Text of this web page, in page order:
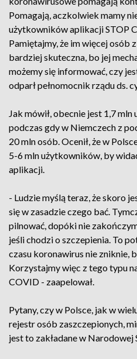
Pomagają, aczkolwiek mamy
użytkowników aplikacji STOP
Pamiętajmy, że im więcej osób
bardziej skuteczna, bo jej
możemy się informować, czy
odparł pełnomocnik rządu ds.
Jak mówił, obecnie jest 1,7
podczas gdy w Niemczech z
20 mln osób. Ocenił, że w
5-6 mln użytkowników, by
aplikacji.
- Ludzie myślą teraz, że skoro
się w zasadzie czego bać.
pilnować, dopóki nie
jeśli chodzi o szczepienia. To
czasu koronawirus nie zniknie,
Korzystajmy więc z tego typu
COVID - zaapelował.
Pytany, czy w Polsce, jak w
rejestr osób zaszczepionych,
jest to zakładane w Narodowej